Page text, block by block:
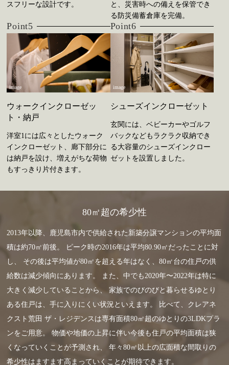
スフリーな設計です。
と、災害時への備えを保管でき
る防災備蓄倉庫を完備。
Point5
image
ウォークインクローゼッ
ト・納戸
洋室1には広々としたウォーク
インクローゼット、廊下部分に
は納戸を設け、増えがちな荷物
もすっきり片付きます。
Point6
image
シューズインクローゼット
玄関には、ベビーカーやゴルフ
バックなどもラクラク収納でき
る大容量のシューズインクロー
ゼットを設置しました。
80㎡超の希少性
2013年以降、鹿児島市内で供給された新築分譲マンションの平均面
積は約70㎡前後。
ピーク時の2016年は平均80.90㎡だったことに対
し、
その後は平均値が80㎡を超える年はなく、80㎡台の住戸の供
給数は減少傾向にあります。
また、中でも2020年〜2022年は特に
大きく減少していることから、
家族でのびのびと暮らせるゆとり
ある住戸は、手に入りにくい状況といえます。
比べて、クレアネ
クスト荒田 ザ・レジデンスは専有面積80㎡超のゆとりの3LDKプラ
ンをご用意。
物価や地価の上昇に伴い今後も住戸の平均面積は狭
くなっていくことが予測され、
年々80㎡以上の広面積な間取りの
希少性はますます高まっていくことが期待できます。